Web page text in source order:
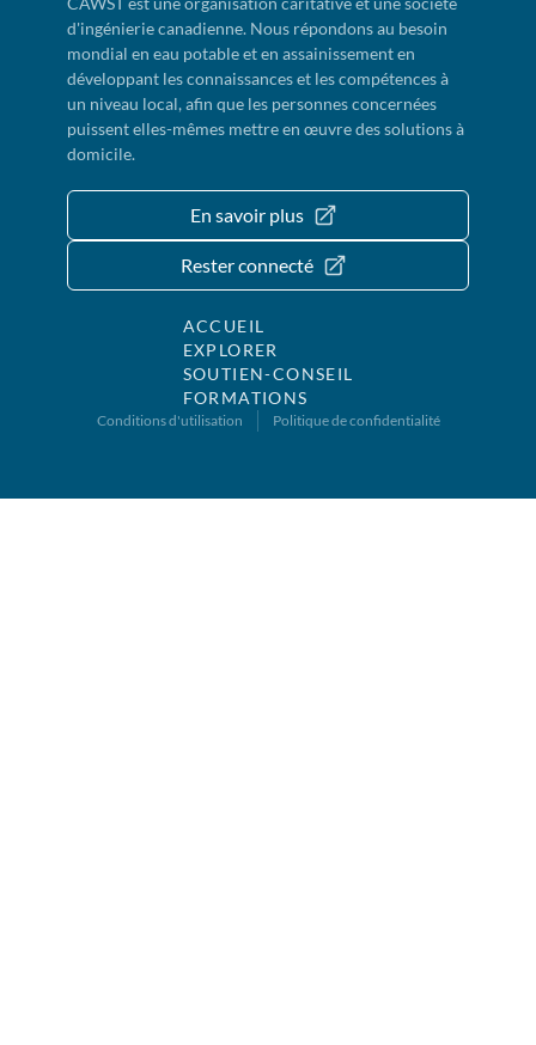
d'ingénierie canadienne. Nous répondons au besoin
mondial en eau potable et en assainissement en
développant les connaissances et les compétences à
un niveau local, afin que les personnes concernées
puissent elles-mêmes mettre en œuvre des solutions à
domicile.
En savoir plus
Rester connecté
ACCUEIL
EXPLORER
SOUTIEN-CONSEIL
FORMATIONS
Conditions d'utilisation Politique de confidentialité